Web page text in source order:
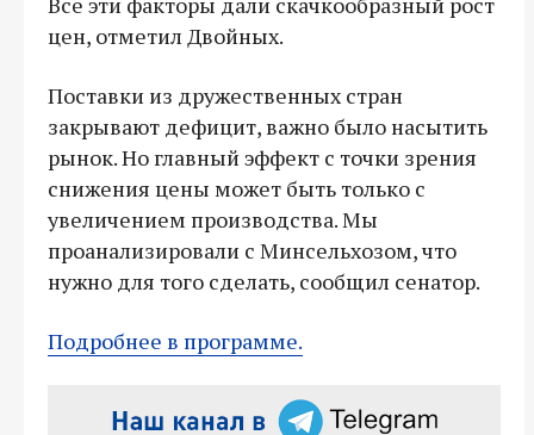
цен, отметил Двойных.
Поставки из дружественных стран
закрывают дефицит, важно было насытить
рынок. Но главный эффект с точки зрения
снижения цены может быть только с
увеличением производства. Мы
проанализировали с Минсельхозом, что
нужно для того сделать, сообщил сенатор.
Подробнее в программе.